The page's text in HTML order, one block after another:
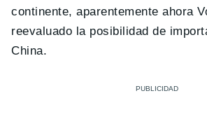
continente, aparentemente ahora
reevaluado la posibilidad de
China.